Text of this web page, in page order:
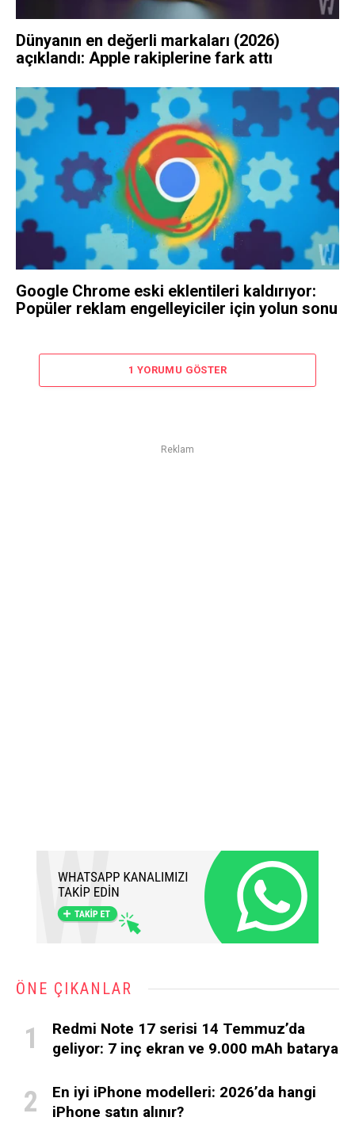
Dünyanın en değerli markaları (2026)
açıklandı: Apple rakiplerine fark attı
Google Chrome eski eklentileri kaldırıyor:
Popüler reklam engelleyiciler için yolun sonu
1 YORUMU GÖSTER
Reklam
ÖNE ÇIKANLAR
Redmi Note 17 serisi 14 Temmuz’da
geliyor: 7 inç ekran ve 9.000 mAh batarya
En iyi iPhone modelleri: 2026’da hangi
iPhone satın alınır?